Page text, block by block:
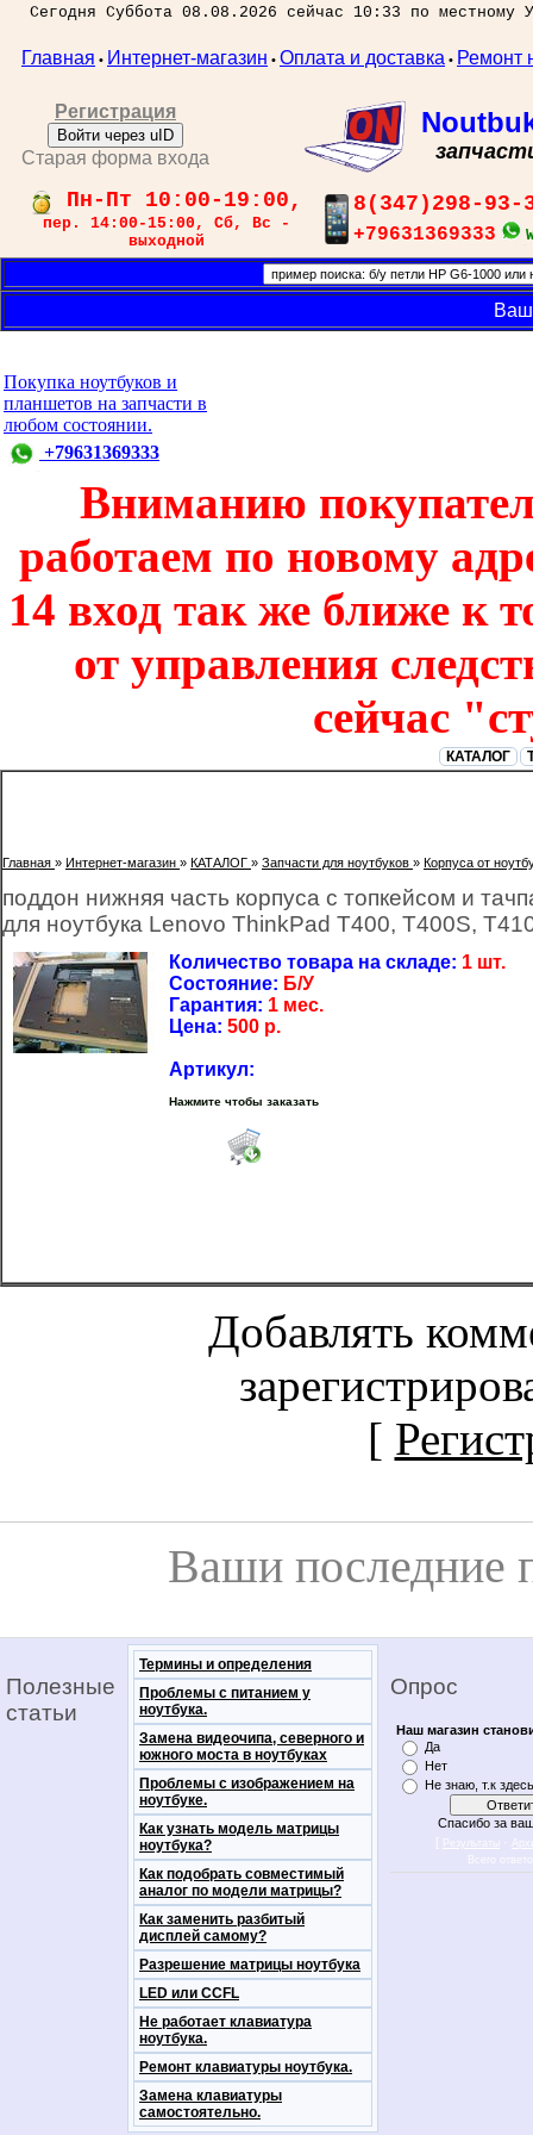
Сегодня Суббота 08.08.2026 сейчас 10:33 по местному
Главная • Интернет-магазин • Оплата и доставка • Ремонт
Регистрация
Войти через uID
Старая форма входа
Пн-Пт 10:00-19:00,
пер. 14:00-15:00, Сб, Вс -
выходной
8(347)298-93-
+79631369333
Покупка ноутбуков и
планшетов на запчасти в
любом состоянии.
+79631369333
Вниманию
работаем по новому
14 вход так же ближе к
от управления
сейчас
КАТАЛОГ
Главная » Интернет-магазин » КАТАЛОГ » Запчасти для ноутбуков » Корпуса от
поддон нижняя часть корпуса с топкейсом и
для ноутбука Lenovo ThinkPad T400, T400S,
Количество товара на складе: 1 шт.
Состояние: Б/У
Гарантия: 1 мес.
Цена: 500 р.
Артикул:
Нажмите чтобы заказать
Добавлять
[
Ваши последние
Полезные
статьи
Термины и определения
Проблемы с питанием у
ноутбука.
Замена видеочипа, северного и
южного моста в ноутбуках
Проблемы с изображением на
ноутбуке.
Как узнать модель матрицы
ноутбука?
Как подобрать совместимый
аналог по модели матрицы?
Как заменить разбитый
дисплей самому?
Разрешение матрицы ноутбука
LED или CCFL
Не работает клавиатура
ноутбука.
Ремонт клавиатуры ноутбука.
Замена клавиатуры
самостоятельно.
Опрос
Наш магазин
Да
Нет
Не знаю, т.к
Спасибо за